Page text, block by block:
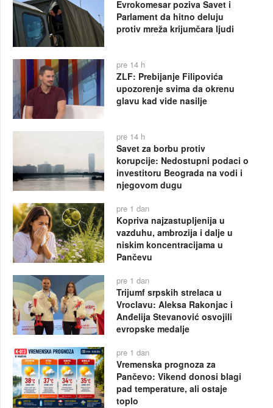
Evrokomesar poziva Savet i
Parlament da hitno deluju
protiv mreža krijumčara ljudi
pre 14 h
ZLF: Prebijanje Filipovića
upozorenje svima da okrenu
glavu kad vide nasilje
pre 14 h
Savet za borbu protiv
korupcije: Nedostupni podaci o
investitoru Beograda na vodi i
njegovom dugu
pre 1 dan
Kopriva najzastupljenija u
vazduhu, ambrozija i dalje u
niskim koncentracijama u
Pančevu
pre 1 dan
Trijumf srpskih strelaca u
Vroclavu: Aleksa Rakonjac i
Anđelija Stevanović osvojili
evropske medalje
pre 1 dan
Vremenska prognoza za
Pančevo: Vikend donosi blagi
pad temperature, ali ostaje
toplo